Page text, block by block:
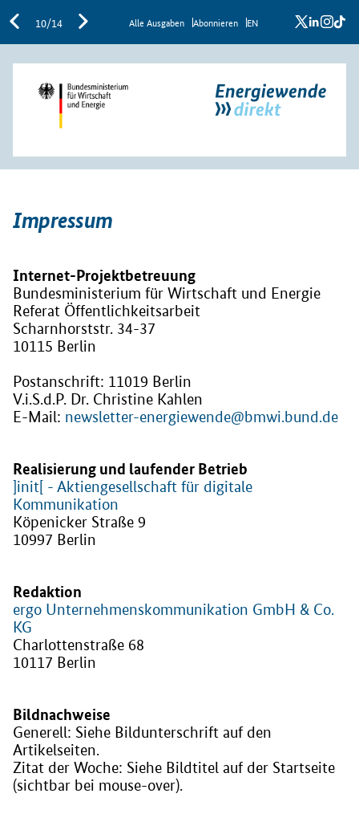
10/14 Al­le Aus­ga­ben Abon­nie­ren EN x
Impressum
Internet-Projektbetreuung
Bundesministerium für Wirtschaft und Energie
Referat Öffentlichkeitsarbeit
Scharnhorststr. 34-37
10115 Berlin
Postanschrift: 11019 Berlin
V.i.S.d.P. Dr. Christine Kahlen
E-Mail: newsletter-energiewende@bmwi.bund.de
Realisierung und laufender Betrieb
]init[ - Aktiengesellschaft für digitale
Kommunikation
Köpenicker Straße 9
10997 Berlin
Redaktion
ergo Unternehmenskommunikation GmbH & Co.
KG
Charlottenstraße 68
10117 Berlin
Bildnachweise
Generell: Siehe Bildunterschrift auf den
Artikelseiten.
Zitat der Woche: Siehe Bildtitel auf der Startseite
(sichtbar bei mouse-over).